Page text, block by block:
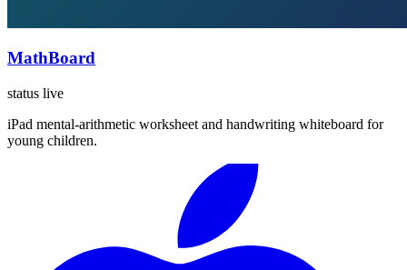
MathBoard
status live
iPad mental-arithmetic worksheet and handwriting whiteboard for
young children.